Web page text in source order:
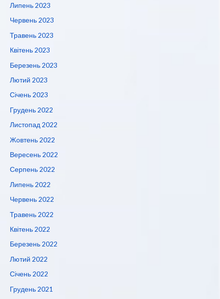
Липень 2023
Червень 2023
Травень 2023
Квітень 2023
Березень 2023
Лютий 2023
Січень 2023
Грудень 2022
Листопад 2022
Жовтень 2022
Вересень 2022
Серпень 2022
Липень 2022
Червень 2022
Травень 2022
Квітень 2022
Березень 2022
Лютий 2022
Січень 2022
Грудень 2021